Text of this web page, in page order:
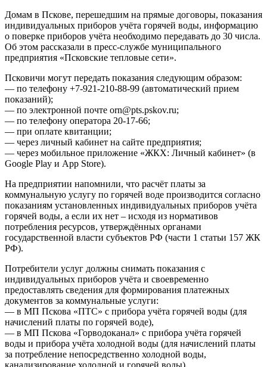
Домам в Пскове, перешедшим на прямые договоры, показания
индивидуальных приборов учёта горячей воды, информацию
о поверке приборов учёта необходимо передавать до 30 числа.
Об этом рассказали в пресс-службе муниципального
предприятия «Псковские тепловые сети».
Псковичи могут передать показания следующим образом:
— по телефону +7-921-210-88-99 (автоматический прием
показаний);
— по электронной почте orn@pts.pskov.ru;
— по телефону оператора 20-17-66;
— при оплате квитанции;
— через личный кабинет на сайте предприятия;
— через мобильное приложение «ЖКХ: Личный кабинет» (в
Google Play и App Store).
На предприятии напомнили, что расчёт платы за
коммунальную услугу по горячей воде производится согласно
показаниям установленных индивидуальных приборов учёта
горячей воды, а если их нет – исходя из нормативов
потребления ресурсов, утверждённых органами
государственной власти субъектов РФ (части 1 статьи 157 ЖК
РФ).
Потребители услуг должны снимать показания с
индивидуальных приборов учёта и своевременно
предоставлять сведения для формирования платежных
документов за коммунальные услуги:
— в МП Пскова «ПТС» с прибора учёта горячей воды (для
начислений платы по горячей воде),
— в МП Пскова «Горводоканал» с прибора учёта горячей
воды и прибора учёта холодной воды (для начислений платы
за потребление непосредственно холодной воды,
канализирование холодной и горячей воды).